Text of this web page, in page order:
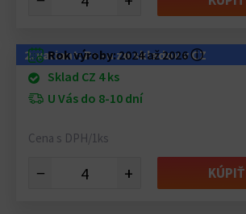
2. variant: Pneu zo skladov v CZ
Rok výroby:2024 až 2026ⓘ
Sklad CZ 4 ks
U Vás do 8-10 dní
Cena s DPH/1ks
− + KÚPIŤ